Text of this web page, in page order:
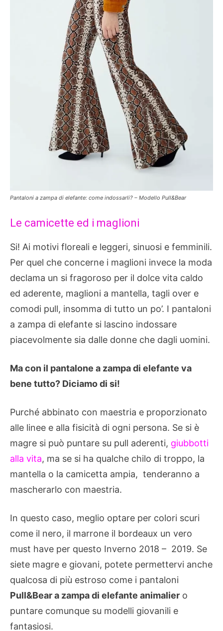
Pantaloni a zampa di elefante: come indossarli? – Modello Pull&Bear
Le camicette ed i maglioni
Si! Ai motivi floreali e leggeri, sinuosi e femminili.
Per quel che concerne i maglioni invece la moda
declama un si fragoroso per il dolce vita caldo
ed aderente, maglioni a mantella, tagli over e
comodi pull, insomma di tutto un po’. I pantaloni
a zampa di elefante si lascino indossare
piacevolmente sia dalle donne che dagli uomini.
Ma con il pantalone a zampa di elefante va
bene tutto? Diciamo di si!
Purché abbinato con maestria e proporzionato
alle linee e alla fisicità di ogni persona. Se si è
magre si può puntare su pull aderenti, giubbotti
alla vita, ma se si ha qualche chilo di troppo, la
mantella o la camicetta ampia, tenderanno a
mascherarlo con maestria.
In questo caso, meglio optare per colori scuri
come il nero, il marrone il bordeaux un vero
must have per questo Inverno 2018 – 2019. Se
siete magre e giovani, potete permettervi anche
qualcosa di più estroso come i pantaloni
Pull&Bear a zampa di elefante animalier o
puntare comunque su modelli giovanili e
fantasiosi.